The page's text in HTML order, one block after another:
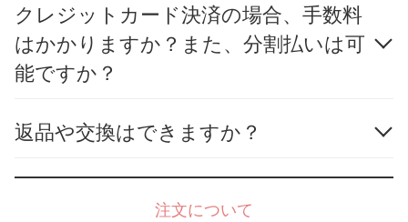
クレジットカード決済の場合、手数料
はかかりますか？また、分割払いは可
能ですか？
返品や交換はできますか？
注文について